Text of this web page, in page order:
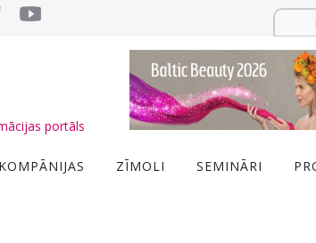
portāls
KOMPĀNIJAS ZĪMOLI SEMINĀRI